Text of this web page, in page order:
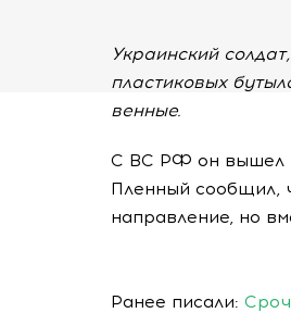
Украинский
пластиковых
венные.
С ВС РФ он вышел
Пленный сообщил,
направление, но
Ранее писали: